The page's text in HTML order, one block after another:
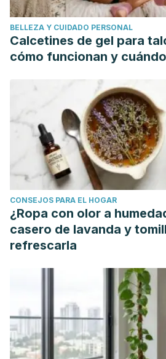
https://www.edesclee.com/img/
Plana, O. R., & Farrús, A. S.
Ejercicios sencillos de relajación .
(2005). Técnicas de relajación y
(3), 55-70.
https://www.redalyc.org/pdf/
Valdés, M., & De Flores, T.
estrés.Barcelona: Martínez Roca,
BELLEZA Y CUIDADO PERSONAL
Calcetines de gel para
cómo funcionan y
CONSEJOS PARA EL HOGAR
¿Ropa con olor a
casero de lavanda y
refrescarla